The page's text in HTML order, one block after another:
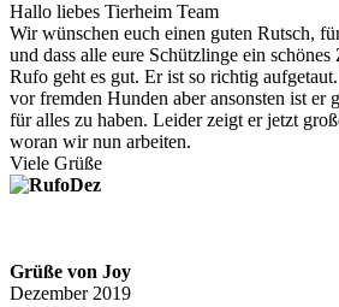
Hallo liebes Tierheim Team
Wir wünschen euch einen guten Rutsch,
und dass alle eure Schützlinge ein schönes
Rufo geht es gut. Er ist so richtig
vor fremden Hunden aber ansonsten ist er
für alles zu haben. Leider zeigt er jetzt
woran wir nun arbeiten.
Viele Grüße
Grüße von Joy
Dezember 2019